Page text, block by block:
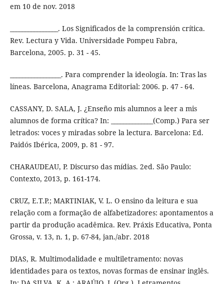
em 10 de nov. 2018
________________. Los Significados de la comprensión crítica.
Rev. Lectura y Vida. Universidade Pompeu Fabra,
Barcelona, 2005. p. 31 - 45.
_________________. Para comprender la ideología. In: Tras las
líneas. Barcelona, Anagrama Editorial: 2006. p. 47 - 64.
CASSANY, D. SALA, J. ¿Enseño mis alumnos a leer a mis
alumnos de forma crítica? In: ______________(Comp.) Para ser
letrados: voces y miradas sobre la lectura. Barcelona: Ed.
Paidós Ibérica, 2009, p. 81 - 97.
CHARAUDEAU, P. Discurso das mídias. 2ed. São Paulo:
Contexto, 2013, p. 161-174.
CRUZ, E.T.P.; MARTINIAK, V. L. O ensino da leitura e sua
relação com a formação de alfabetizadores: apontamentos a
partir da produção acadêmica. Rev. Práxis Educativa, Ponta
Grossa, v. 13, n. 1, p. 67-84, jan./abr. 2018
DIAS, R. Multimodalidade e multiletramento: novas
identidades para os textos, novas formas de ensinar inglês.